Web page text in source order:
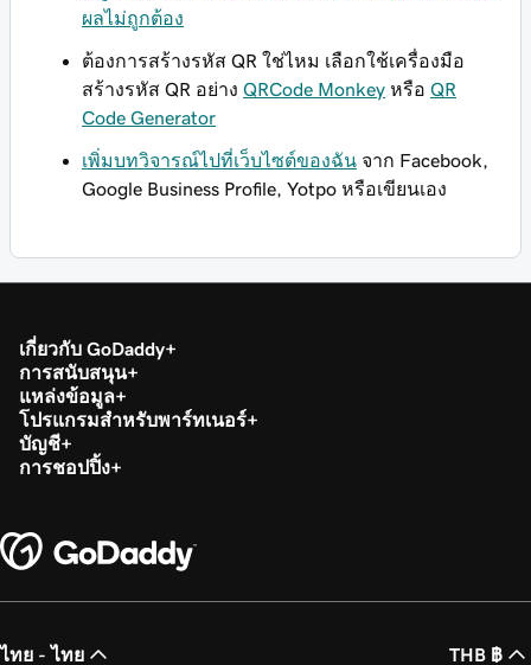
ผลไม่ถูกต้อง
ต้องการสร้างรหัส QR ใช่ไหม เลือกใช้เครื่องมือ
สร้างรหัส QR อย่าง QRCode Monkey หรือ QR
Code Generator
เพิ่มบทวิจารณ์ไปที่เว็บไซต์ของฉัน จาก Facebook,
Google Business Profile, Yotpo หรือเขียนเอง
เกี่ยวกับ GoDaddy
การสนับสนุน
แหล่งข้อมูล
โปรแกรมสำหรับพาร์ทเนอร์
บัญชี
การชอปปิ้ง
ไทย - ไทย THB ฿